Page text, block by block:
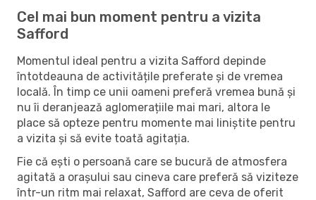
Cel mai bun moment pentru a vizita
Safford
Momentul ideal pentru a vizita Safford depinde
întotdeauna de activitățile preferate și de vremea
locală. În timp ce unii oameni preferă vremea bună și
nu îi deranjează aglomerațiile mai mari, altora le
place să opteze pentru momente mai liniștite pentru
a vizita și să evite toată agitația.
Fie că ești o persoană care se bucură de atmosfera
agitată a orașului sau cineva care preferă să viziteze
într-un ritm mai relaxat, Safford are ceva de oferit